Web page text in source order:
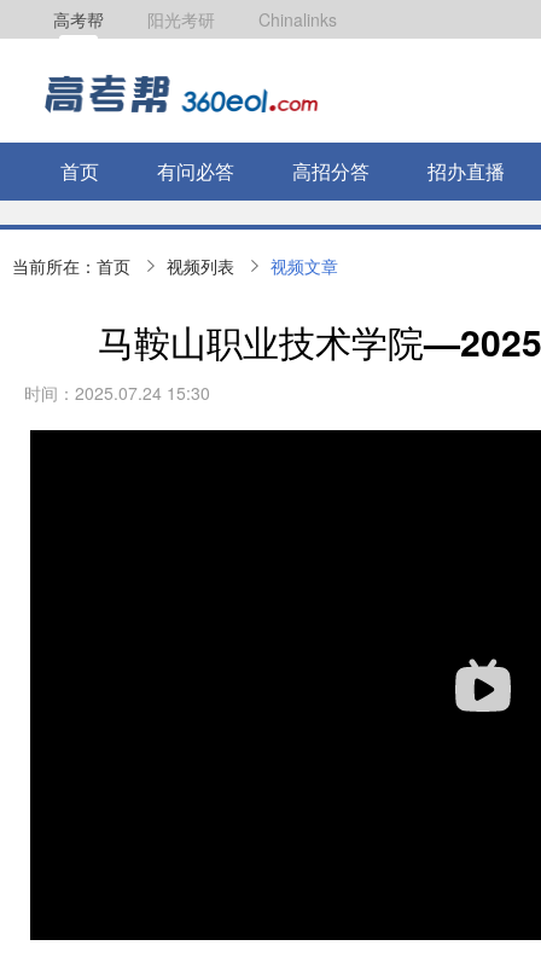
高考帮 阳光考研 Chinalinks
首页 有问必答 高招分答 招办直播
当前所在： 首页 视频列表 视频文章
马鞍山职业技术学院
时间：2025.07.24 15:30